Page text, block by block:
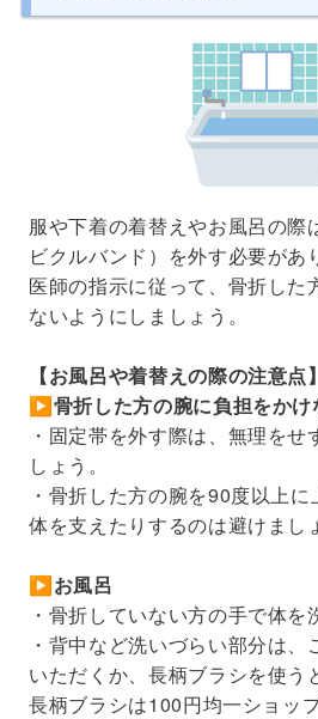
服や下着の着替えやお風呂の際
ビクルバンド）を外す必要があ
医師の指示に従って、骨折した
ないようにしましょう。
【お風呂や着替えの際の注意点】
▶骨折した方の腕に負担をかけ
・固定帯を外す際は、無理をせ
しょう。
・骨折した方の腕を90度以上
体を支えたりするのは避けまし
▶お風呂
・骨折していない方の手で体を
・背中など洗いづらい部分は
いただくか、長柄ブラシを使う
長柄ブラシは100円均一ショッ